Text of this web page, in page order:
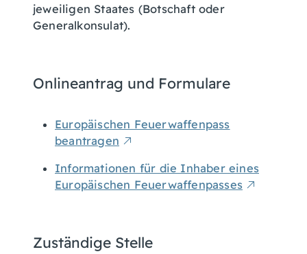
jeweiligen Staates (Botschaft oder
Generalkonsulat).
Onlineantrag und Formulare
Europäischen Feuerwaffenpass
beantragen
Informationen für die Inhaber eines
Europäischen Feuerwaffenpasses
Zuständige Stelle